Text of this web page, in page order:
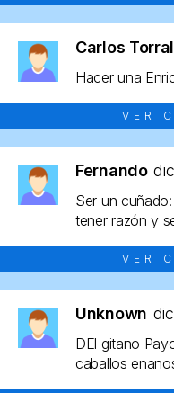
Carlos
Hacer una
VER
Fernando
Ser un
tener razón y
VER
Unknown
DEl gitano
caballos